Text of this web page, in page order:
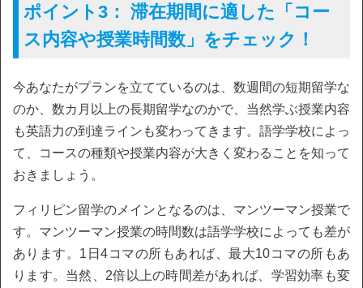
ポイント3： 滞在期間に適した「コー
ス内容や授業時間数」をチェック！
今あなたがプランを立てているのは、数週間の短期留学な
のか、数カ月以上の長期留学なのかで、当然学ぶ授業内容
も英語力の到達ラインも変わってきます。語学学校によっ
て、コースの種類や授業内容が大きく変わることを知って
おきましょう。
フィリピン留学のメインとなるのは、マンツーマン授業で
す。マンツーマン授業の時間数は語学学校によっても差が
あります。1日4コマの所もあれば、最大10コマの所もあ
ります。当然、2倍以上の時間差があれば、学習効率も変